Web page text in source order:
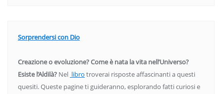
Sorprendersi con Dio
Creazione o evoluzione? Come è nata la vita nell’Universo?
Esiste l’Aldilà? Nel libro troverai risposte affascinanti a questi
quesiti. Queste pagine ti guideranno, esplorando fatti curiosi e